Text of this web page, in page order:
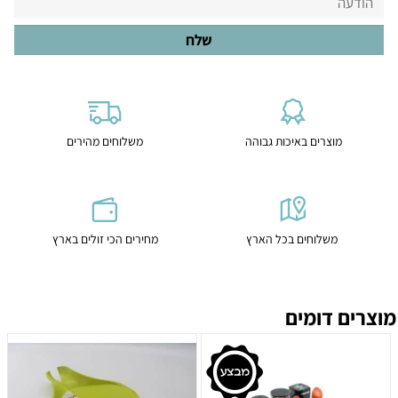
מוצרים באיכות גבוהה משלוחים מהירים
משלוחים בכל הארץ מחירים הכי זולים בארץ
מוצרים דומים